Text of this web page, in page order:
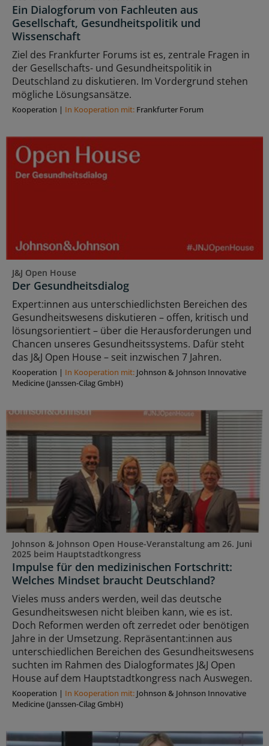
Ein Dialogforum von Fachleuten aus
Gesellschaft, Gesundheitspolitik und
Wissenschaft
Ziel des Frankfurter Forums ist es, zentrale Fragen in
der Gesellschafts- und Gesundheitspolitik in
Deutschland zu diskutieren. Im Vordergrund stehen
mögliche Lösungsansätze.
Kooperation | In Kooperation mit: Frankfurter Forum
J&J Open House
Der Gesundheitsdialog
Expert:innen aus unterschiedlichsten Bereichen des
Gesundheitswesens diskutieren – offen, kritisch und
lösungsorientiert – über die Herausforderungen und
Chancen unseres Gesundheitssystems. Dafür steht
das J&J Open House – seit inzwischen 7 Jahren.
Kooperation | In Kooperation mit: Johnson & Johnson Innovative
Medicine (Janssen-Cilag GmbH)
Johnson & Johnson Open House-Veranstaltung am 26. Juni
2025 beim Hauptstadtkongress
Impulse für den medizinischen Fortschritt:
Welches Mindset braucht Deutschland?
Vieles muss anders werden, weil das deutsche
Gesundheitswesen nicht bleiben kann, wie es ist.
Doch Reformen werden oft zerredet oder benötigen
Jahre in der Umsetzung. Repräsentant:innen aus
unterschiedlichen Bereichen des Gesundheitswesens
suchten im Rahmen des Dialogformates J&J Open
House auf dem Hauptstadtkongress nach Auswegen.
Kooperation | In Kooperation mit: Johnson & Johnson Innovative
Medicine (Janssen-Cilag GmbH)